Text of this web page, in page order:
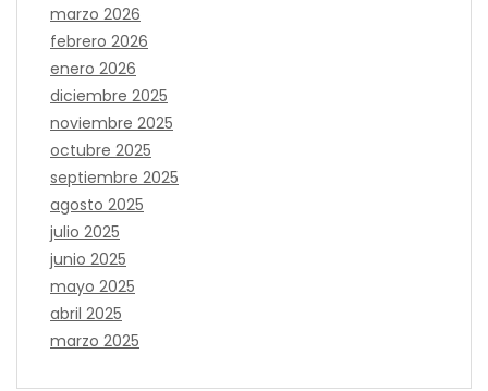
marzo 2026
febrero 2026
enero 2026
diciembre 2025
noviembre 2025
octubre 2025
septiembre 2025
agosto 2025
julio 2025
junio 2025
mayo 2025
abril 2025
marzo 2025